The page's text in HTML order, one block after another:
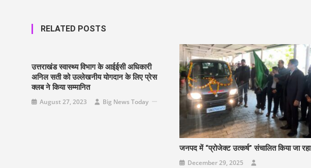
RELATED POSTS
उत्तराखंड स्वास्थ्य विभाग के आईईसी अधिकारी
अनिल सती को उल्लेखनीय योगदान के लिए प्रेस
क्लब ने किया सम्मानित
August 27, 2023 Big News Today
जनपद में “प्रोजेक्ट उत्कर्ष” संचालित किया जा रहा
December 29, 2025